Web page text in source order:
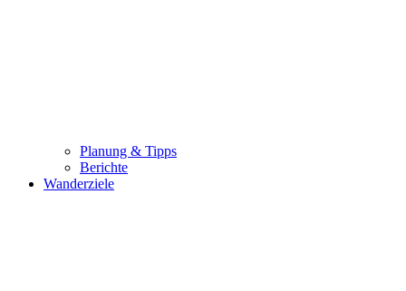
Planung & Tipps
Berichte
Wanderziele